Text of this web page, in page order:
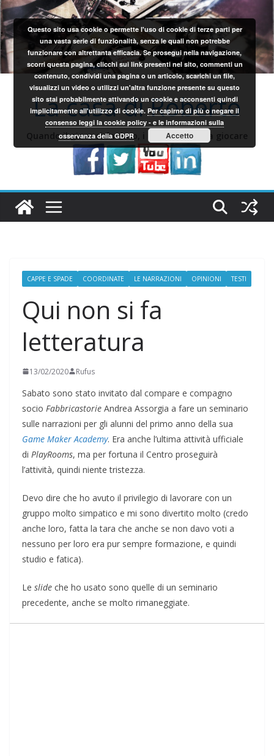
Salta
al
contenuto
La casa di Roberto
Quando il gioco si fa duro, i sardi iniziano a giocare
CAPPE E SPADE COORDINATE LE NARRAZIONI OPINIONI TESTI
Qui non si fa
letteratura
13/02/2020 Rufus
Sabato sono stato invitato dal compare e compagno
socio Fabbricastorie Andrea Assorgia a fare un seminario
sulle narrazioni per gli alunni del primo anno della sua
Game Maker Academy. Era anche l’ultima attività ufficiale
di PlayRooms, ma per fortuna il Centro proseguirà
l’attività, quindi niente tristezza.
Devo dire che ho avuto il privilegio di lavorare con un
gruppo molto simpatico e mi sono divertito molto (credo
anche loro, fatta la tara che anche se non davo voti a
nessuno per loro era pur sempre formazione, e quindi
studio e fatica).
Le slide che ho usato sono quelle di un seminario
precedente, anche se molto rimaneggiate.
Questo sito usa cookie o permette l'uso di cookie di terze parti per
una vasta serie di funzionalità, senza le quali non potrebbe
funzionare con altrettanta efficacia. Se prosegui nella navigazione,
scorri questa pagina, clicchi sui link presenti nel sito, commenti un
contenuto, condividi una pagina o un articolo, scarichi un file,
visualizzi un video o utilizzi un'altra funzione presente su questo
sito stai probabilmente attivando un cookie e acconsenti quindi
implicitamente all'utilizzo di cookie.Per capirne di più o negare il
consenso leggi la cookie policy - e le informazioni sulla
osservanza della GDPR
Accetto